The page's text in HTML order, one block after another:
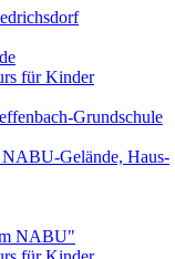
für Kinder
Grundschule
Gelände, Haus-
NABU"